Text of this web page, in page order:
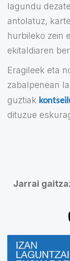
lagundu
antolatuz,
hurbileko zein
ekitaldiaren
Eragileek eta
zabalpenean
guztiak
dituzue
Jarrai